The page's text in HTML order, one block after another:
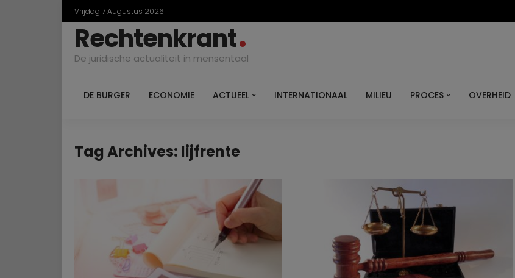
Vrijdag 7 Augustus 2026
Rechtenkrant
De juridische actualiteit in mensentaal
DE BURGER ECONOMIE ACTUEEL INTERNATIONAAL MILIEU PROCES OVERHEID
Tag Archives: lijfrente